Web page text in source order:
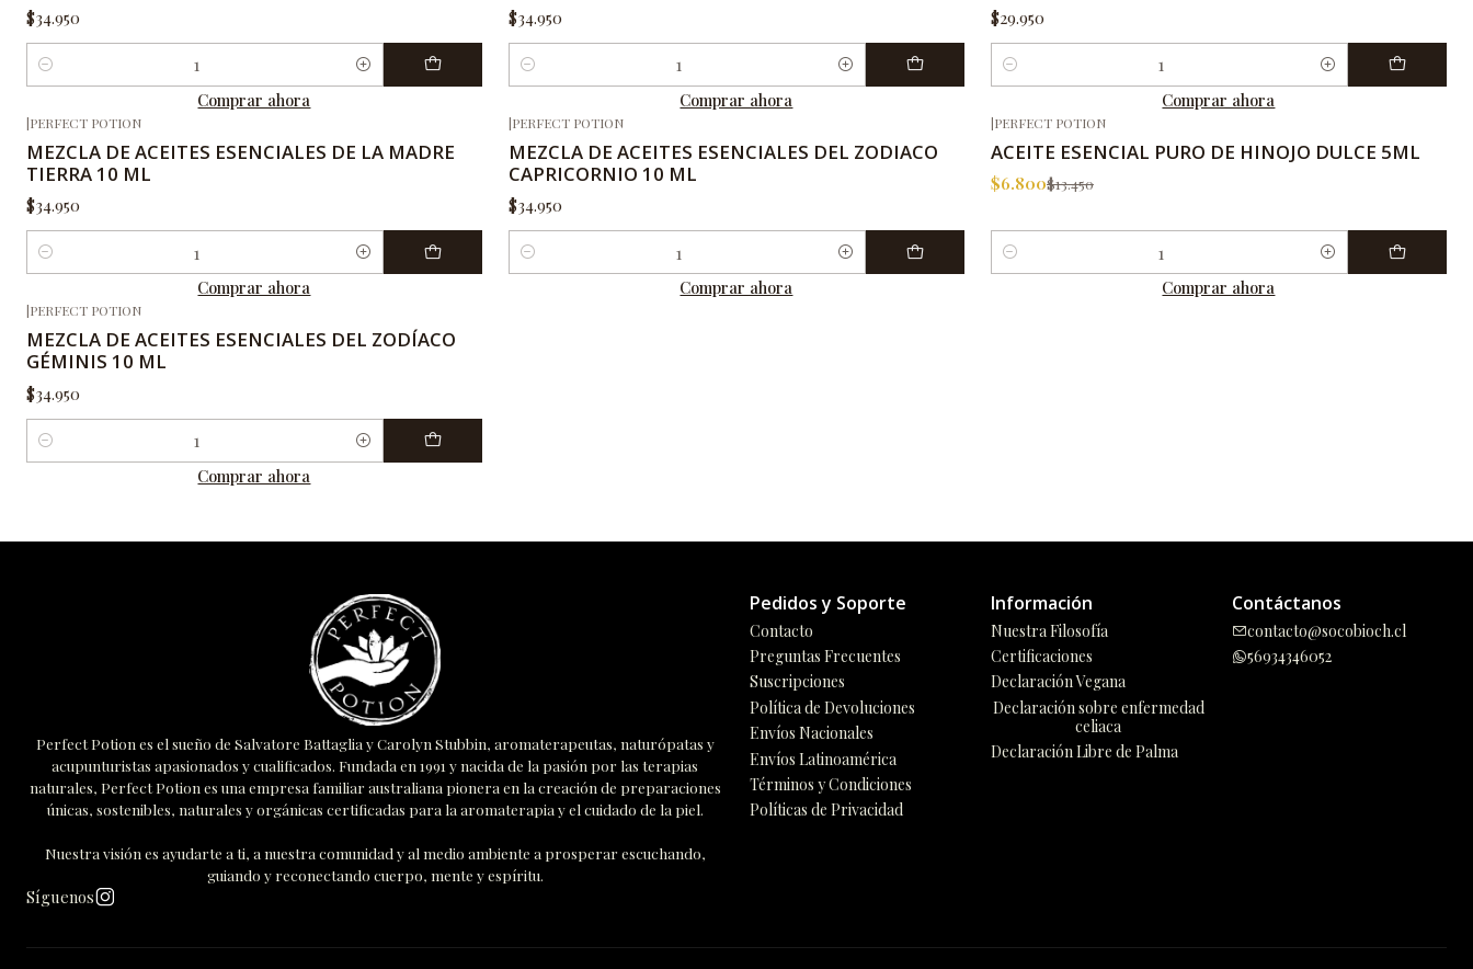
$34.950
Cantidad
Comprar ahora
$34.950
Cantidad
Comprar ahora
$29.950
Cantidad
Comprar ahora
|PERFECT POTION
MEZCLA DE ACEITES ESENCIALES DE LA MADRE
TIERRA 10 ML
$34.950
Cantidad
Comprar ahora
|PERFECT POTION
MEZCLA DE ACEITES ESENCIALES DEL ZODIACO
CAPRICORNIO 10 ML
$34.950
Cantidad
Comprar ahora
|PERFECT POTION
ACEITE ESENCIAL PURO DE HINOJO DULCE 5ML
$6.800$13.450
Cantidad
Comprar ahora
|PERFECT POTION
MEZCLA DE ACEITES ESENCIALES DEL ZODÍACO
GÉMINIS 10 ML
$34.950
Cantidad
Comprar ahora
Perfect Potion es el sueño de Salvatore Battaglia y Carolyn Stubbin, aromaterapeutas, naturópatas y
acupunturistas apasionados y cualificados. Fundada en 1991 y nacida de la pasión por las terapias
naturales, Perfect Potion es una empresa familiar australiana pionera en la creación de preparaciones
únicas, sostenibles, naturales y orgánicas certificadas para la aromaterapia y el cuidado de la piel.
Nuestra visión es ayudarte a ti, a nuestra comunidad y al medio ambiente a prosperar escuchando,
guiando y reconectando cuerpo, mente y espíritu.
Síguenos
Pedidos y Soporte
Contacto
Preguntas Frecuentes
Suscripciones
Política de Devoluciones
Envíos Nacionales
Envíos Latinoamérica
Términos y Condiciones
Políticas de Privacidad
Información
Nuestra Filosofía
Certificaciones
Declaración Vegana
Declaración sobre enfermedad
celiaca
Declaración Libre de Palma
Contáctanos
contacto@socobioch.cl
56934346052